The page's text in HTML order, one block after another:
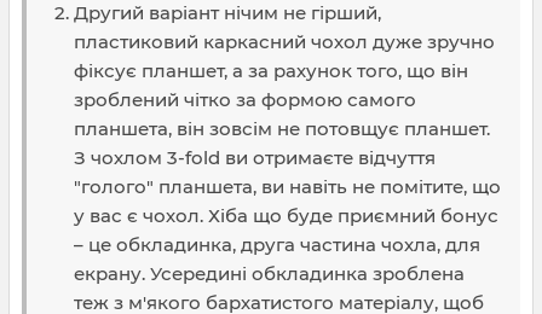
Другий варіант нічим не гірший,
пластиковий каркасний чохол дуже зручно
фіксує планшет, а за рахунок того, що він
зроблений чітко за формою самого
планшета, він зовсім не потовщує планшет.
З чохлом 3-fold ви отримаєте відчуття
"голого" планшета, ви навіть не помітите, що
у вас є чохол. Хіба що буде приємний бонус
– це обкладинка, друга частина чохла, для
екрану. Усередині обкладинка зроблена
теж з м'якого бархатистого матеріалу, щоб